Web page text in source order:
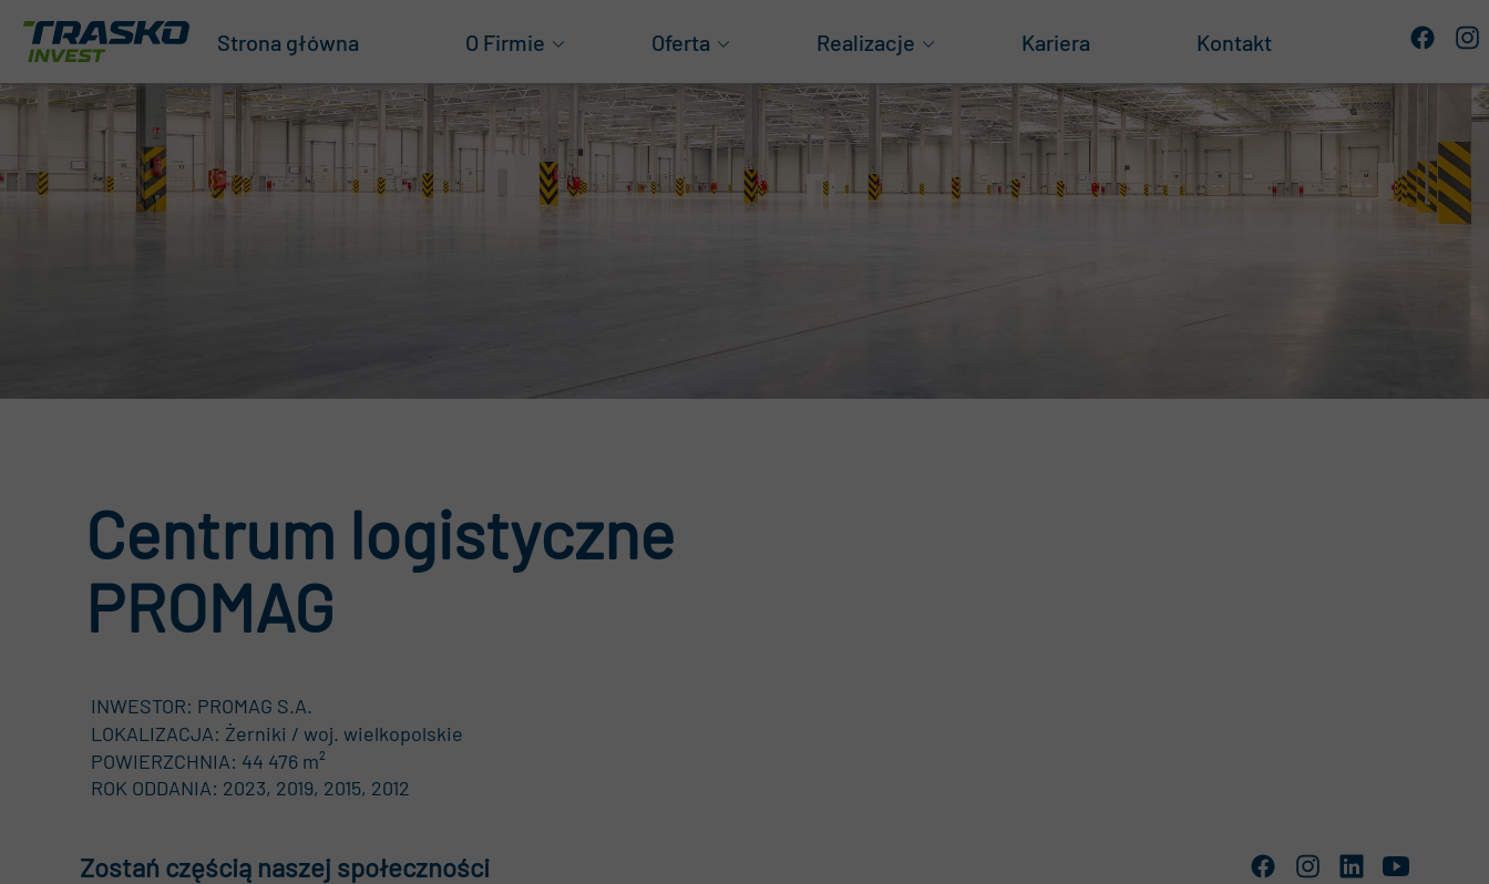
Strona główna O Firmie
O nas
Nasza historia
Nagrody
Kwartalnik
Oferta
Generalne wykonawstwo
Projektowanie
Realizacje
Obiekty produkcyjne
Obiekty logistyczne
Obiekty handlowe
Kariera Kontakt
Zostań częścią naszej społeczności
Centrum logistyczne
PROMAG
INWESTOR: PROMAG S.A.
LOKALIZACJA: Żerniki / woj. wielkopolskie
POWIERZCHNIA: 44 476 m²
ROK ODDANIA: 2023, 2019, 2015, 2012